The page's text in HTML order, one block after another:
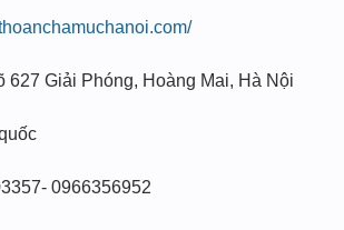
627 Giải Phóng, Hoàng Mai, Hà Nội
0966356952